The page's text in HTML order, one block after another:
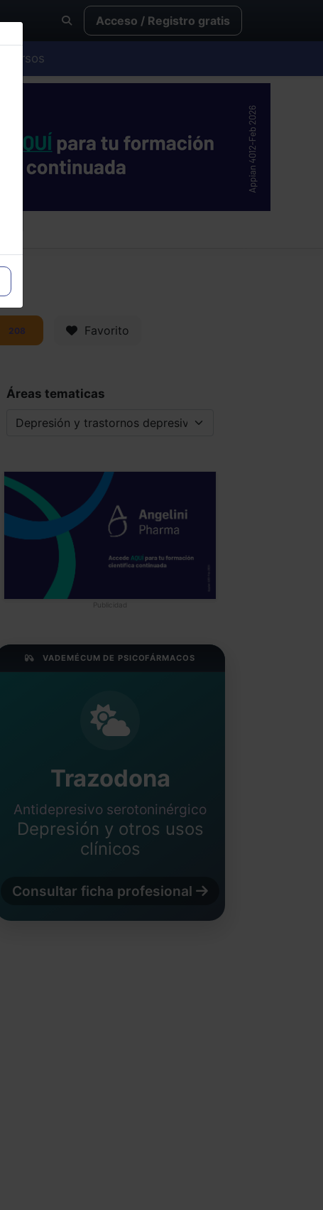
Acceso / Registro gratis
Cursos
208 Favorito
Áreas tematicas
Publicidad
VADEMÉCUM DE PSICOFÁRMACOS
Trazodona
Antidepresivo serotoninérgico
Depresión y otros usos
clínicos
Consultar ficha profesional